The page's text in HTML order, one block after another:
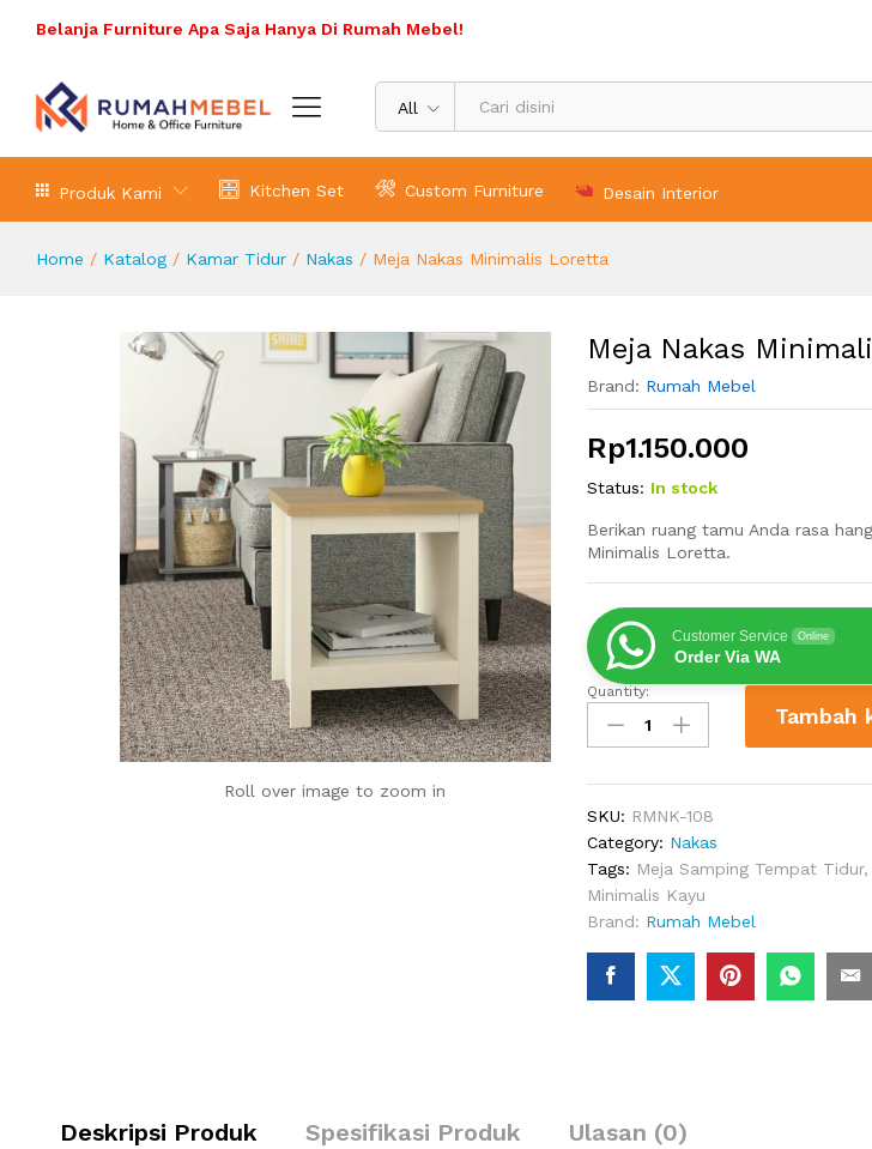
Belanja Furniture Apa Saja Hanya Di Rumah Mebel!
All
Produk Kami Kitchen Set Custom Furniture Desain Interior
Home / Katalog / Kamar Tidur / Nakas / Meja Nakas Minimalis Loretta
Roll over image to zoom in
Meja Nakas
Brand: Rumah Mebel
Rp1.150.000
Status: In stock
Berikan ruang tamu Anda rasa
Minimalis Loretta.
Customer Service Online
Order Via WA
Meja
Nakas
Minimalis
Quantity:
Tambah
SKU: RMNK-108
Category: Nakas
Tags: Meja Samping Tempat Tidur,
Minimalis Kayu
Brand: Rumah Mebel
Deskripsi Produk Spesifikasi Produk Ulasan (0)
Deskripsi Produk Spesifikasi Produk